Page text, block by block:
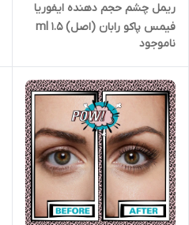
ریمل چشم حجم دهنده ایفوریا
فیمس پاکو رابان (اصل) 1.5 ml
Eyephoria Famous voluming
eye mascara Paco Rabanne
ناموجود